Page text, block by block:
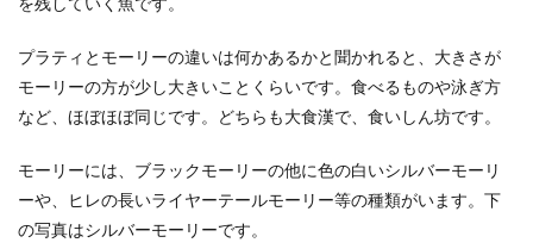
プラティとモーリーの違いは何かあるかと聞かれると、大きさが
モーリーの方が少し大きいことくらいです。食べるものや泳ぎ方
など、ほぼほぼ同じです。どちらも大食漢で、食いしん坊です。
モーリーには、ブラックモーリーの他に色の白いシルバーモーリ
ーや、ヒレの長いライヤーテールモーリー等の種類がいます。下
の写真はシルバーモーリーです。